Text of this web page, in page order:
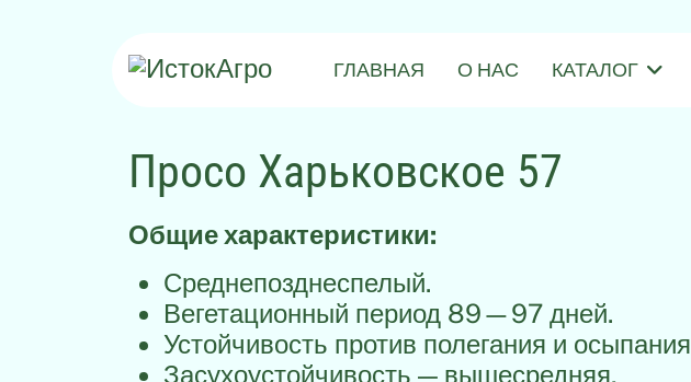
ГЛАВНАЯ О НАС КАТАЛОГ
Просо Харьковское 57
Общие характеристики:
Среднепозднеспелый.
Вегетационный период 89—97 дней.
Устойчивость против полегания и
Засухоустойчивость — вышесредняя,